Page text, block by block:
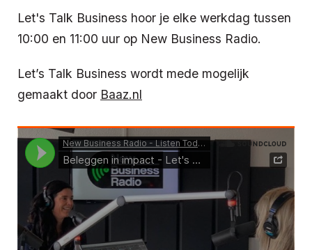
Let's Talk Business hoor je elke werkdag tussen
10:00 en 11:00 uur op New Business Radio.
Let’s Talk Business wordt mede mogelijk
gemaakt door Baaz.nl